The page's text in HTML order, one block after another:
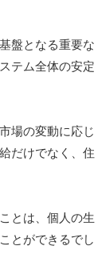
盤となる重要な
テム全体の安定
場の変動に応じ
だけでなく、住
とは、個人の生
とができるでし